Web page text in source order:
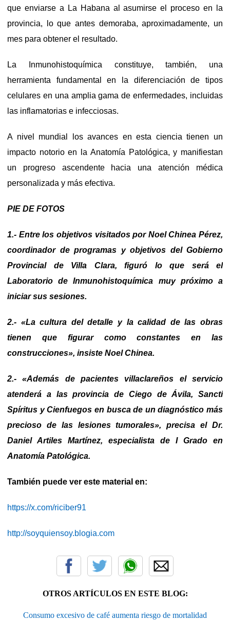
que enviarse a La Habana al asumirse el proceso en la
provincia, lo que antes demoraba, aproximadamente, un
mes para obtener el resultado.
La Inmunohistoquímica constituye, también, una
herramienta fundamental en la diferenciación de tipos
celulares en una amplia gama de enfermedades, incluidas
las inflamatorias e infecciosas.
A nivel mundial los avances en esta ciencia tienen un
impacto notorio en la Anatomía Patológica, y manifiestan
un progreso ascendente hacia una atención médica
personalizada y más efectiva.
PIE DE FOTOS
1.- Entre los objetivos visitados por Noel Chinea Pérez,
coordinador de programas y objetivos del Gobierno
Provincial de Villa Clara, figuró lo que será el
Laboratorio de Inmunohistoquímica muy próximo a
iniciar sus sesiones.
2.- «La cultura del detalle y la calidad de las obras
tienen que figurar como constantes en las
construcciones», insiste Noel Chinea.
2.- «Además de pacientes villaclareños el servicio
atenderá a las provincia de Ciego de Ávila, Sancti
Spíritus y Cienfuegos en busca de un diagnóstico más
precioso de las lesiones tumorales», precisa el Dr.
Daniel Artiles Martínez, especialista de I Grado en
Anatomía Patológica.
También puede ver este material en:
https://x.com/riciber91
http://soyquiensoy.blogia.com
OTROS ARTÍCULOS EN ESTE BLOG:
Consumo excesivo de café aumenta riesgo de mortalidad